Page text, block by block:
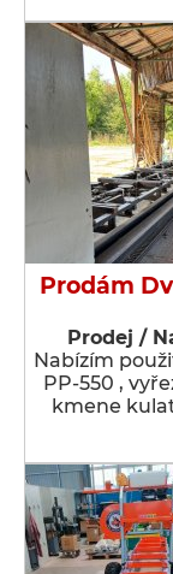
Prodám
Prodej /
Nabízím
PP-550 ,
kmene